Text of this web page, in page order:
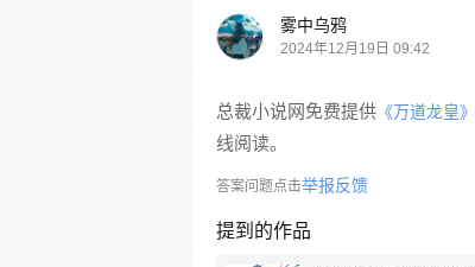
雾中乌鸦
2024年12月19日 09:42
总裁小说网免费提供 《万道龙皇》
线阅读。
答案问题点击举报反馈
提到的作品